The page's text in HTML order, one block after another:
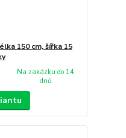
150 cm, šířka 15
Na zakázku do 14
dnů